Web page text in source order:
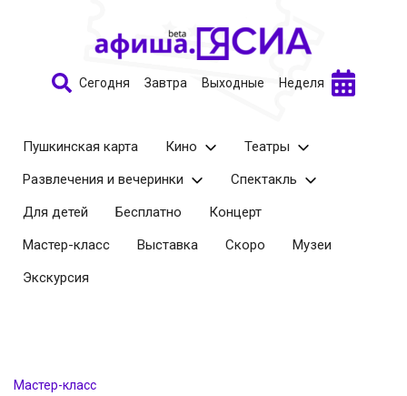
Сегодня Завтра Выходные Неделя
Пушкинская карта Кино
Театры
Развлечения и вечеринки
Спектакль
Для детей
Бесплатно
Концерт
Мастер-класс
Выставка Скоро
Музеи
Экскурсия
Мастер-класс